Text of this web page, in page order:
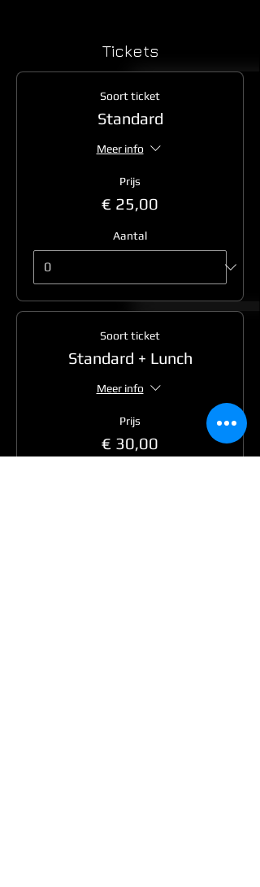
Tickets
Soort ticket
Standard
Meer info
Prijs
€ 25,00
Aantal
Soort ticket
Standard + Lunch
Meer info
Prijs
€ 30,00